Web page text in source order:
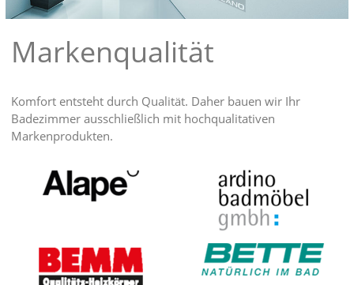
Markenqualität
Komfort entsteht durch Qualität. Daher bauen wir Ihr
Badezimmer ausschließlich mit hochqualitativen
Markenprodukten.